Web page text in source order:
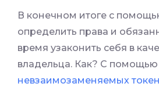
В конечном итоге с
определить права и
время узаконить себя в
владельца. Как? С помощью
невзаимозаменяемых